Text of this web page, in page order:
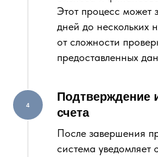
Этот процесс может
дней до нескольких
от сложности
предоставленных
Подтверждение
счета
После завершения
система уведомляет